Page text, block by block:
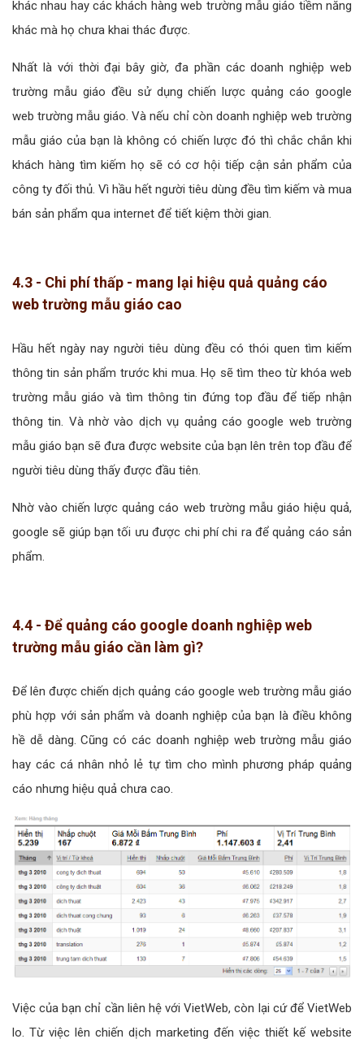
khác nhau hay các khách hàng web trường mẫu giáo tiềm năng
khác mà họ chưa khai thác được.
Nhất là với thời đại bây giờ, đa phần các doanh nghiệp web
trường mẫu giáo đều sử dụng chiến lược quảng cáo google
web trường mẫu giáo. Và nếu chỉ còn doanh nghiệp web trường
mẫu giáo của bạn là không có chiến lược đó thì chắc chắn khi
khách hàng tìm kiếm họ sẽ có cơ hội tiếp cận sản phẩm của
công ty đối thủ. Vì hầu hết người tiêu dùng đều tìm kiếm và mua
bán sản phẩm qua internet để tiết kiệm thời gian.
4.3 - Chi phí thấp - mang lại hiệu quả quảng cáo
web trường mẫu giáo cao
Hầu hết ngày nay người tiêu dùng đều có thói quen tìm kiếm
thông tin sản phẩm trước khi mua. Họ sẽ tìm theo từ khóa web
trường mẫu giáo và tìm thông tin đứng top đầu để tiếp nhận
thông tin. Và nhờ vào dịch vụ quảng cáo google web trường
mẫu giáo bạn sẽ đưa được website của bạn lên trên top đầu để
người tiêu dùng thấy được đầu tiên.
Nhờ vào chiến lược quảng cáo web trường mẫu giáo hiệu quả,
google sẽ giúp bạn tối ưu được chi phí chi ra để quảng cáo sản
phẩm.
4.4 - Để quảng cáo google doanh nghiệp web
trường mẫu giáo cần làm gì?
Để lên được chiến dịch quảng cáo google web trường mẫu giáo
phù hợp với sản phẩm và doanh nghiệp của bạn là điều không
hề dễ dàng. Cũng có các doanh nghiệp web trường mẫu giáo
hay các cá nhân nhỏ lẻ tự tìm cho mình phương pháp quảng
cáo nhưng hiệu quả chưa cao.
Việc của bạn chỉ cần liên hệ với VietWeb, còn lại cứ để VietWeb
lo. Từ việc lên chiến dịch marketing đến việc thiết kế website